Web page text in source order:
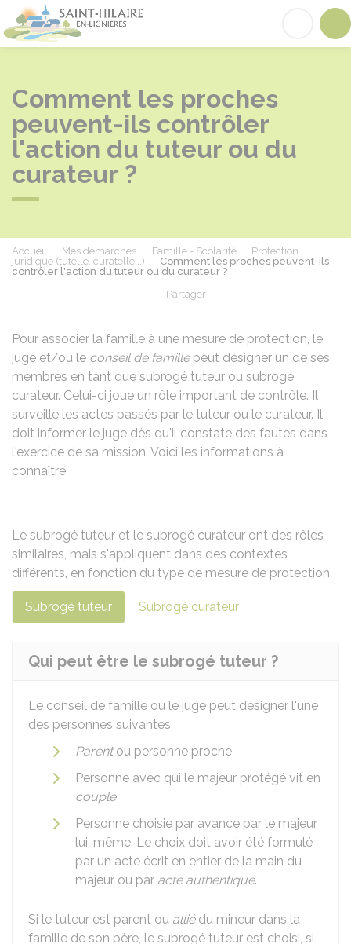
Saint-Hilaire-en-Lignières
Comment les proches
peuvent-ils contrôler
l'action du tuteur ou du
curateur ?
Accueil Mes démarches Famille - Scolarité
Protection
juridique (tutelle, curatelle...)
Comment les proches peuvent-ils
contrôler l'action du tuteur ou du curateur ?
Partager
Pour associer la famille à une mesure de protection, le
juge et/ou le conseil de famillepeut désigner un de ses
membres en tant que subrogé tuteur ou subrogé
curateur. Celui-ci joue un rôle important de contrôle. Il
surveille les actes passés par le tuteur ou le curateur. Il
doit informer le juge dès qu'il constate des fautes dans
l'exercice de sa mission. Voici les informations à
connaître.
Le subrogé tuteur et le subrogé curateur ont des rôles
similaires, mais s'appliquent dans des contextes
différents, en fonction du type de mesure de protection.
Subrogé tuteur Subrogé curateur
Qui peut être le subrogé tuteur ?
Le conseil de famille ou le juge peut désigner l'une
des personnes suivantes :
Parentou personne proche
Personne avec qui le majeur protégé vit en
couple
Personne choisie par avance par le majeur
lui-même. Le choix doit avoir été formulé
par un acte écrit en entier de la main du
majeur ou par acte authentique.
Si le tuteur est parent ou alliédu mineur dans la
famille de son père, le subrogé tuteur est choisi, si